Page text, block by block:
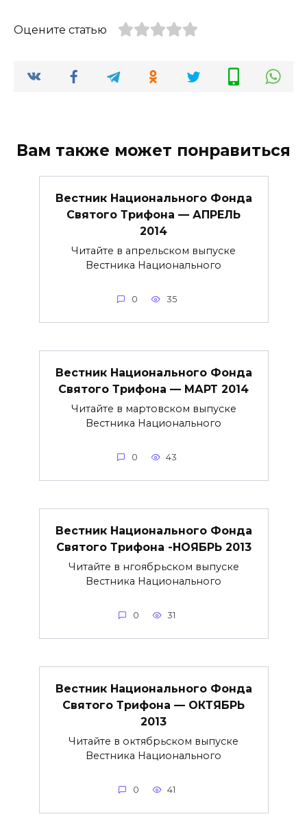
Оцените статью
Вам также может понравиться
Вестник Национального Фонда
Святого Трифона — АПРЕЛЬ
2014
Читайте в апрельском выпуске
Вестника Национального
0 35
Вестник Национального Фонда
Святого Трифона — МАРТ 2014
Читайте в мартовском выпуске
Вестника Национального
0 43
Вестник Национального Фонда
Святого Трифона -НОЯБРЬ 2013
Читайте в нгоябрьском выпуске
Вестника Национального
0 31
Вестник Национального Фонда
Святого Трифона — ОКТЯБРЬ
2013
Читайте в октябрьском выпуске
Вестника Национального
0 41